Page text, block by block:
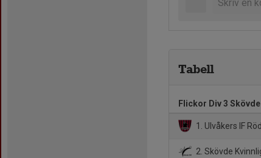
Tabell
Flickor Div 3 Skövde
1. Ulvåkers IF Röd
2. Skövde